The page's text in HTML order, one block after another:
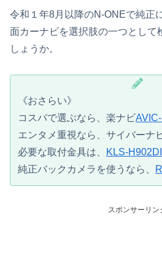
令和１年8月以降のN-ONEで純正
面カーナビを選択肢の一つとして
しょうか。
《おさらい》
コスパで選ぶなら、楽ナビ
エンタメ重視なら、サイバーナ
必要な取付金具は、
KLS-H902DII
純正バックカメラを使うなら、
スポンサーリン